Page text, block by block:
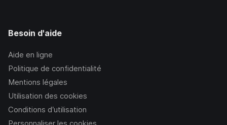
Besoin d'aide
Aide en ligne
Politique de confidentialité
Mentions légales
Utilisation des cookies
Conditions d’utilisation